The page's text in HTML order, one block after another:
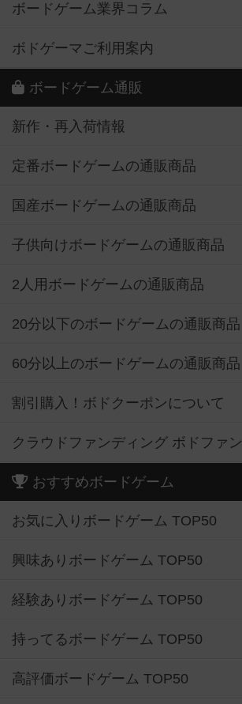
ボードゲーム業界コラム
ボドゲーマご利用案内
ボードゲーム通販
新作・再入荷情報
定番ボードゲームの通販商品
国産ボードゲームの通販商品
子供向けボードゲームの通販商品
2人用ボードゲームの通販商品
20分以下のボードゲームの通販商品
60分以上のボードゲームの通販商品
割引購入！ボドクーポンについて
クラウドファンディング ボドファン
おすすめボードゲーム
お気に入りボードゲーム TOP50
興味ありボードゲーム TOP50
経験ありボードゲーム TOP50
持ってるボードゲーム TOP50
高評価ボードゲーム TOP50